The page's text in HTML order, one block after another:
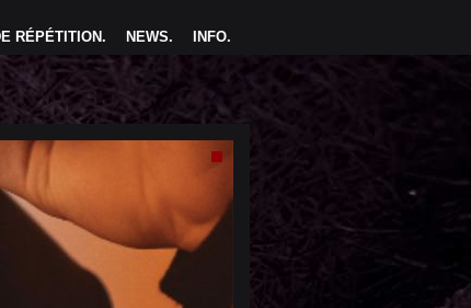
INFO.
NEWS.
RÉPÉTITION.